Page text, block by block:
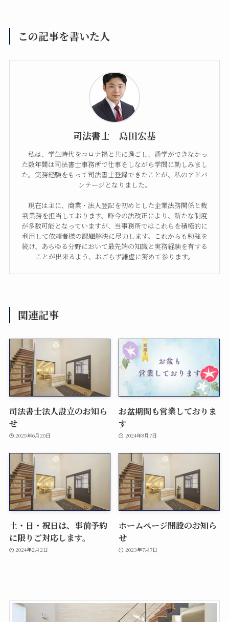
相続登記、遺言書作成、民事信託、会社設立、法
058-232-0011
受付時間／午前9時〜午後6時(土・日・祝は要予約
MAIL : support＠j-shimada.com
メールでお問い合わせ
この記事を書いた人
司法書士 島田宏基
私は、学生時代をコロナ禍と共に過ごし、通学ができなかっ
た数年間は司法書士事務所で仕事をしながら学問に勤しみまし
た。実務経験をもって司法書士登録できたことが、私のアドバ
ンテージとなりました。
現在は主に、商業・法人登記を初めとした企業法務関係と裁
判業務を担当しております。昨今の法改正により、新たな制度
が多数可能となっていますが、当事務所ではこれらを積極的に
利用して依頼者様の課題解決に尽力します。これからも勉強を
続け、あらゆる分野において最先端の知識と実務経験を有する
ことが出来るよう、おごらず謙虚に努めて参ります。
関連記事
司法書士法人設立のお知ら
せ
2025年6月20日
お盆期間も営業しておりま
す
2024年8月7日
土・日・祝日は、事前予約
に限りご対応します。
2024年2月2日
ホームページ開設のお知ら
せ
2023年7月7日